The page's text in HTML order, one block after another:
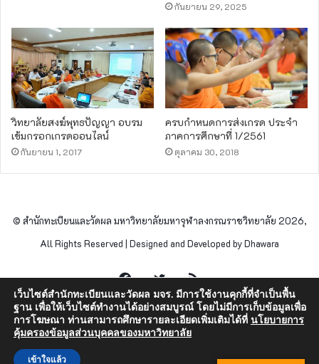
กันยายน 29, 2025
วิทยาลัยสงฆ์พุทธปัญญา อบรม
เข้มกรอกเกรดออนไลน์
กันยายน 1, 2017
ครบกำหนดการส่งเกรด ประจำ
ภาคการศึกษาที่ 1/2561
ตุลาคม 30, 2018
© สำนักทะเบียนและวัดผล มหาวิทยาลัยมหาจุฬาลงกรณราชวิทยาลัย 2026,
All Rights Reserved | Designed and Developed by Dhawara
FacebookTwitterRSS
เว็บไซต์สำนักทะเบียนและวัดผล มจร. มีการใช้งานคุกกี้ที่จำเป็นพื้น
ฐาน เพื่อให้เว็บไซต์ทำงานได้อย่างสมบูรณ์ โดยไม่มีการเก็บข้อมูลเพื่อ
การโฆษณา ท่านสามารถศึกษารายละเอียดเพิ่มเติมได้ที่ นโยบายการ
คุ้มครองข้อมูลส่วนบุคคลของมหาวิทยาลัย
เข้าใจแล้ว